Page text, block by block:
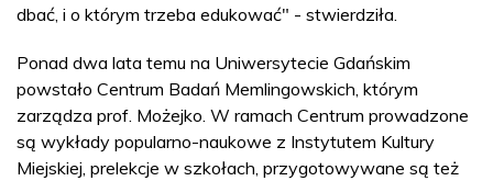
dbać, i o którym trzeba edukować" - stwierdziła.
Ponad dwa lata temu na Uniwersytecie Gdańskim
powstało Centrum Badań Memlingowskich, którym
zarządza prof. Możejko. W ramach Centrum prowadzone
są wykłady popularno-naukowe z Instytutem Kultury
Miejskiej, prelekcje w szkołach, przygotowywane są też